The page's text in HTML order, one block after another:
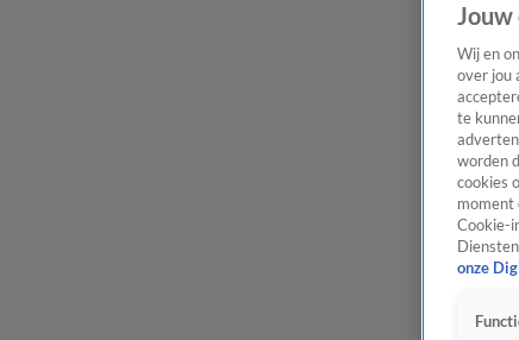
Wij en
over jou
te
worden
cookies
moment
Cookie-
onze